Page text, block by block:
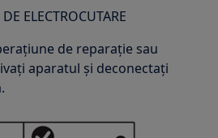
ELECTROCUTARE
de reparație sau
aparatul și deconectați